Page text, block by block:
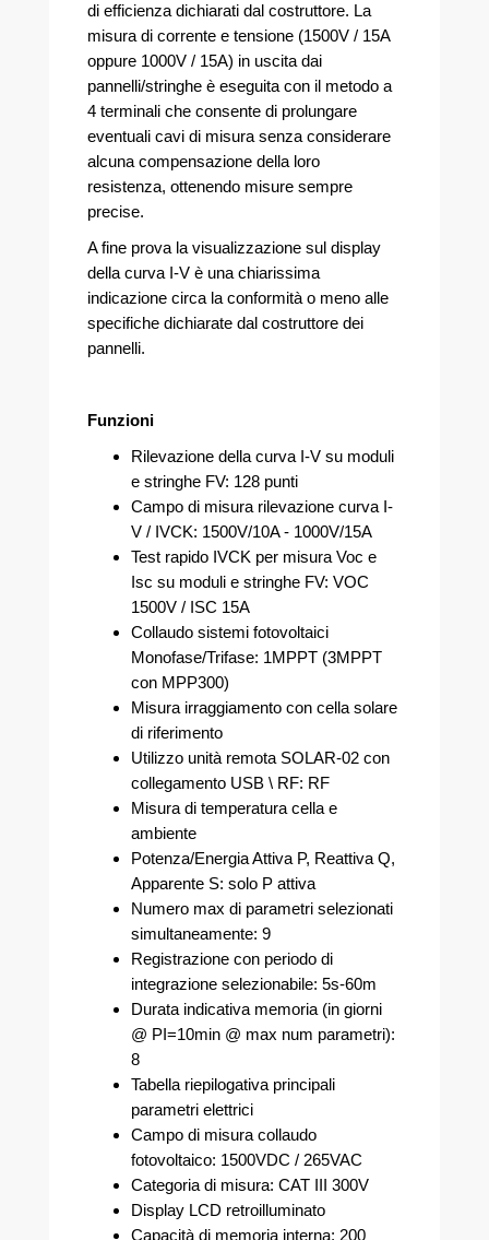
di efficienza dichiarati dal costruttore. La
misura di corrente e tensione (1500V / 15A
oppure 1000V / 15A) in uscita dai
pannelli/stringhe è eseguita con il metodo a
4 terminali che consente di prolungare
eventuali cavi di misura senza considerare
alcuna compensazione della loro
resistenza, ottenendo misure sempre
precise.
A fine prova la visualizzazione sul display
della curva I-V è una chiarissima
indicazione circa la conformità o meno alle
specifiche dichiarate dal costruttore dei
pannelli.
Funzioni
Rilevazione della curva I-V su moduli
e stringhe FV: 128 punti
Campo di misura rilevazione curva I-
V / IVCK: 1500V/10A - 1000V/15A
Test rapido IVCK per misura Voc e
Isc su moduli e stringhe FV: VOC
1500V / ISC 15A
Collaudo sistemi fotovoltaici
Monofase/Trifase: 1MPPT (3MPPT
con MPP300)
Misura irraggiamento con cella solare
di riferimento
Utilizzo unità remota SOLAR-02 con
collegamento USB \ RF: RF
Misura di temperatura cella e
ambiente
Potenza/Energia Attiva P, Reattiva Q,
Apparente S: solo P attiva
Numero max di parametri selezionati
simultaneamente: 9
Registrazione con periodo di
integrazione selezionabile: 5s-60m
Durata indicativa memoria (in giorni
@ PI=10min @ max num parametri):
8
Tabella riepilogativa principali
parametri elettrici
Campo di misura collaudo
fotovoltaico: 1500VDC / 265VAC
Categoria di misura: CAT III 300V
Display LCD retroilluminato
Capacità di memoria interna: 200